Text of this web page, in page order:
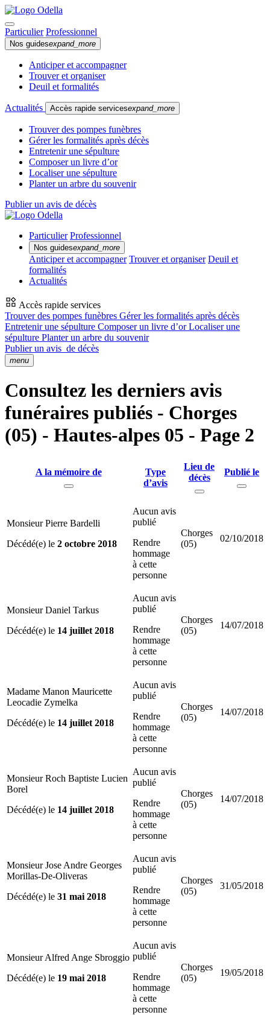
Particulier Professionnel
Nos guidesexpand_more
Anticiper et accompagner
Trouver et organiser
Deuil et formalités
Actualités Accès rapide servicesexpand_more
Trouver des pompes funèbres
Gérer les formalités après décès
Entretenir une sépulture
Composer un livre d’or
Localiser une sépulture
Planter un arbre du souvenir
Publier un avis de décès
Particulier Professionnel
Nos guidesexpand_more
Anticiper et accompagner Trouver et organiser Deuil et
formalités
Actualités
Accès rapide services
Trouver des pompes funèbres Gérer les formalités après décès
Entretenir une sépulture Composer un livre d’orLocaliser une
sépulture Planter un arbre du souvenir
Publier un avis de décès
menu
Consultez les derniers avis
funéraires publiés - Chorges
(05) - Hautes-alpes 05 - Page 2
A la mémoire de
Type
d’avis
Lieu de
décès
Publié le
Monsieur Pierre Bardelli
Décédé(e) le 2 octobre 2018
Aucun avis
publié
Rendre
hommage
à cette
personne
Chorges
(05)
02/10/2018
Monsieur Daniel Tarkus
Décédé(e) le 14 juillet 2018
Aucun avis
publié
Rendre
hommage
à cette
personne
Chorges
(05)
14/07/2018
Madame Manon Mauricette
Leocadie Zymelka
Décédé(e) le 14 juillet 2018
Aucun avis
publié
Rendre
hommage
à cette
personne
Chorges
(05)
14/07/2018
Monsieur Roch Baptiste Lucien
Borel
Décédé(e) le 14 juillet 2018
Aucun avis
publié
Rendre
hommage
à cette
personne
Chorges
(05)
14/07/2018
Monsieur Jose Andre Georges
Morillas-De-Oliveras
Décédé(e) le 31 mai 2018
Aucun avis
publié
Rendre
hommage
à cette
personne
Chorges
(05)
31/05/2018
Monsieur Alfred Ange Sbroggio
Décédé(e) le 19 mai 2018
Aucun avis
publié
Rendre
hommage
à cette
personne
Chorges
(05)
19/05/2018